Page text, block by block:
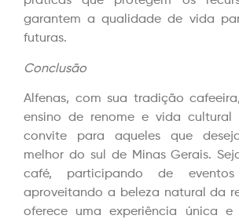
garantem a qualidade de vida
futuras.
Conclusão
Alfenas, com sua tradição
ensino de renome e vida cultural
convite para aqueles que
melhor do sul de Minas Gerais.
café, participando de
aproveitando a beleza natural da
oferece uma experiência única e